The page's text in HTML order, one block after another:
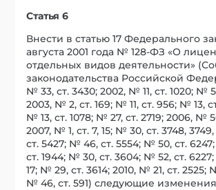
Статья 6
Внести в статью 17 Федерального
августа 2001 года № 128-ФЗ «О
отдельных видов деятельности»
законодательства Российской
№ 33, ст. 3430; 2002, № 11, ст. 1020; №
2003, № 2, ст. 169; № 11, ст. 956; № 13,
№ 13, ст. 1078; № 27, ст. 2719; 2006, №
2007, № 1, ст. 7, 15; № 30, ст. 3748,
ст. 5427; № 46, ст. 5554; № 50, ст.
ст. 1944; № 30, ст. 3604; № 52, ст.
17; № 29, ст. 3614; 2010, № 21, ст. 2525;
№ 46, ст. 591) следующие